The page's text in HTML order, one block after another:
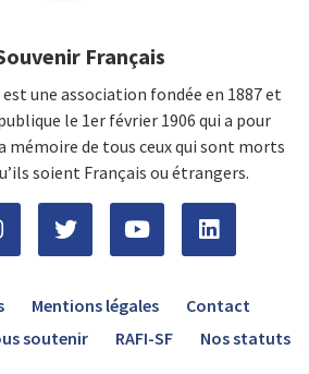
Français
est une association fondée en 1887 et
le 1er février 1906 qui a pour
mémoire de tous ceux qui sont morts
soient Français ou étrangers.
Mentions légales
Contact
soutenir RAFI-SF Nos statuts